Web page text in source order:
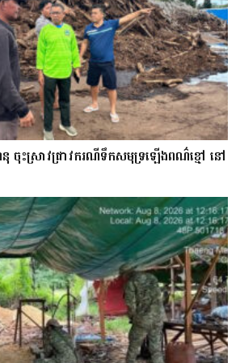
ហនុ ចុះស្រាវជ្រាវករណីទឹកសមុទ្រឡើងពណ៌ខ្មៅ នៅ